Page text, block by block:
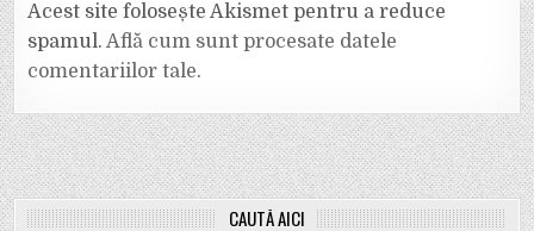
Acest site folosește Akismet pentru a reduce
spamul.Află cum sunt procesate datele
comentariilor tale.
CAUTĂ AICI